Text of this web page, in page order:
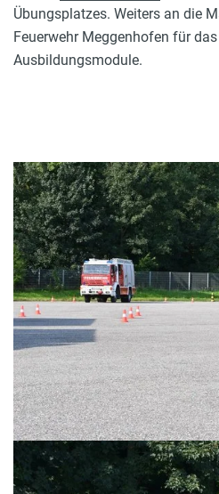
Übungsplatzes. Weiters an die
Feuerwehr Meggenhofen für
Ausbildungsmodule.